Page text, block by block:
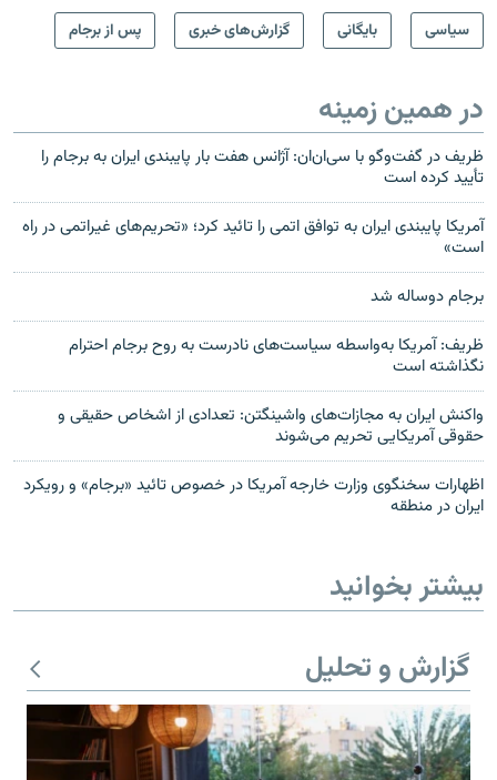
سیاسی بایگانی گزارش‌های خبری پس از برجام
در همین زمینه
ظریف در گفت‌وگو با سی‌ان‌ان: آژانس هفت بار پایبندی ایران به برجام را
تأیید کرده است
آمریکا پایبندی ایران به توافق اتمی را تائید کرد؛ «تحریم‌های غیراتمی در راه
است»
برجام دوساله شد
ظریف: آمریکا به‌واسطه سیاست‌های نادرست به روح برجام احترام
نگذاشته است
واکنش ایران به مجازات‌های واشینگتن:‌ تعدادی از اشخاص حقيقی و
حقوقی آمريكايی تحریم می‌شوند
اظهارات سخنگوی وزارت خارجه آمریکا در خصوص تائید «برجام» و رویکرد
ایران در منطقه
بیشتر بخوانید
گزارش و تحلیل